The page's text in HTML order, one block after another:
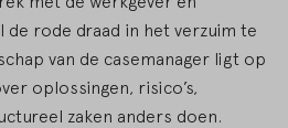
rode draad in het verzuim te
van de casemanager ligt op
oplossingen, risico’s,
zaken anders doen.